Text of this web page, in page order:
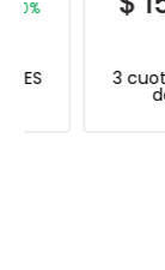
3 cuotas